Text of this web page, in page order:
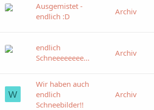
Ausgemistet -
endlich :D
Archiv
endlich
Schneeeeeeee...
Archiv
W
Wir haben auch
endlich
Schneebilder!!
Archiv